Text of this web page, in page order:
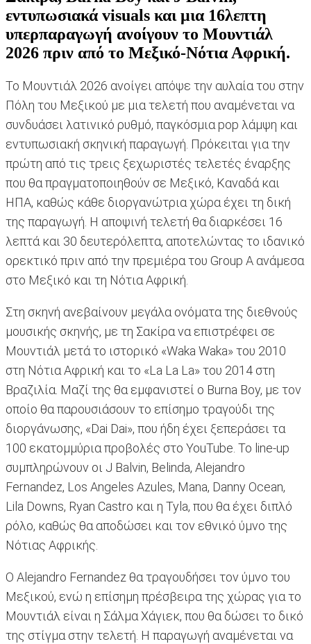
εντυπωσιακά visuals και μια 16λεπτη
υπερπαραγωγή ανοίγουν το Μουντιάλ
2026 πριν από το Μεξικό-Νότια Αφρική.
Το Μουντιάλ 2026 ανοίγει απόψε την αυλαία του στην
Πόλη του Μεξικού με μια τελετή που αναμένεται να
συνδυάσει λατινικό ρυθμό, παγκόσμια pop λάμψη και
εντυπωσιακή σκηνική παραγωγή. Πρόκειται για την
πρώτη από τις τρεις ξεχωριστές τελετές έναρξης
που θα πραγματοποιηθούν σε Μεξικό, Καναδά και
ΗΠΑ, καθώς κάθε διοργανώτρια χώρα έχει τη δική
της παραγωγή. Η αποψινή τελετή θα διαρκέσει 16
λεπτά και 30 δευτερόλεπτα, αποτελώντας το ιδανικό
ορεκτικό πριν από την πρεμιέρα του Group A ανάμεσα
στο Μεξικό και τη Νότια Αφρική.
Στη σκηνή ανεβαίνουν μεγάλα ονόματα της διεθνούς
μουσικής σκηνής, με τη Σακίρα να επιστρέφει σε
Μουντιάλ μετά το ιστορικό «Waka Waka» του 2010
στη Νότια Αφρική και το «La La La» του 2014 στη
Βραζιλία. Μαζί της θα εμφανιστεί ο Burna Boy, με τον
οποίο θα παρουσιάσουν το επίσημο τραγούδι της
διοργάνωσης, «Dai Dai», που ήδη έχει ξεπεράσει τα
100 εκατομμύρια προβολές στο YouTube. Το line-up
συμπληρώνουν οι J Balvin, Belinda, Alejandro
Fernandez, Los Angeles Azules, Mana, Danny Ocean,
Lila Downs, Ryan Castro και η Tyla, που θα έχει διπλό
ρόλο, καθώς θα αποδώσει και τον εθνικό ύμνο της
Νότιας Αφρικής.
Ο Alejandro Fernandez θα τραγουδήσει τον ύμνο του
Μεξικού, ενώ η επίσημη πρέσβειρα της χώρας για το
Μουντιάλ είναι η Σάλμα Χάγιεκ, που θα δώσει το δικό
της στίγμα στην τελετή. Η παραγωγή αναμένεται να